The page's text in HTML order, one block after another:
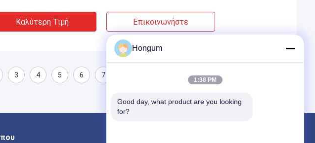
Καλύτερη Τιμή Επικοινωνήστε
3 4 5 6 7
Hongum
1:38 PM
Good day, what product are you looking
for?